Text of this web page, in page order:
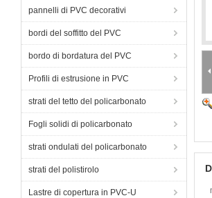
pannelli di PVC decorativi
bordi del soffitto del PVC
bordo di bordatura del PVC
Profili di estrusione in PVC
strati del tetto del policarbonato
Fogli solidi di policarbonato
strati ondulati del policarbonato
strati del polistirolo
Lastre di copertura in PVC-U